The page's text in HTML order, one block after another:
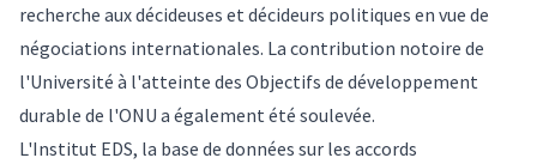
recherche aux décideuses et décideurs politiques en vue de
négociations internationales. La contribution notoire de
l'Université à l'atteinte des Objectifs de développement
durable de l'ONU a également été soulevée.
L'Institut EDS, la base de données sur les accords